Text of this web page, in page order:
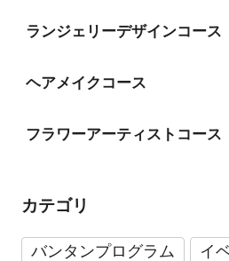
ランジェリーデザインコース
ヘアメイクコース
フラワーアーティストコース
カテゴリ
バンタンプログラム
イ